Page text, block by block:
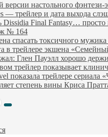
версии настольного
— трейлер и дата выхода
Dissidia Final Fantasy…
№ 164
спасать токсичного
в трейлере экшена
Глен Пауэлл хорошо
трейлер показывает
показала трейлере сериала
степень вины Криса
Поиск